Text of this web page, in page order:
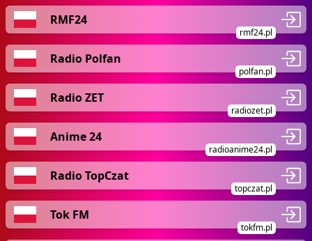
RMF24
rmf24.pl
Radio Polfan
polfan.pl
Radio ZET
radiozet.pl
Anime 24
radioanime24.pl
Radio TopCzat
topczat.pl
Tok FM
tokfm.pl